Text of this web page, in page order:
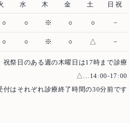
水 木 金 土 日祝
○ ○ ※ ○ ○ −
○ ○ ※ ○ △ −
祝祭日のある週の木曜日は17時まで診療
△…14:00-17:00
付はそれぞれ診療終了時間の30分前です